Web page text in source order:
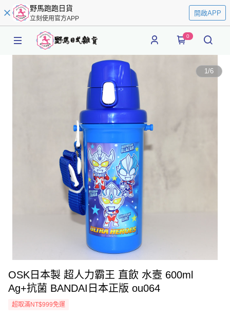
野馬跑跑日貨
立刻使用官方APP
開啟APP
0
1/6
OSK日本製 超人力霸王 直飲 水壼 600ml
Ag+抗菌 BANDAI日本正版 ou064
超取滿NT$999免運